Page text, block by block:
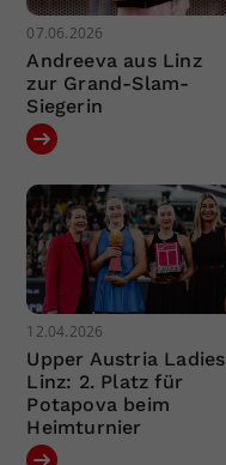
07.06.2026
Andreeva aus Linz
zur Grand-Slam-
Siegerin
12.04.2026
Upper Austria Ladies
Linz: 2. Platz für
Potapova beim
Heimturnier